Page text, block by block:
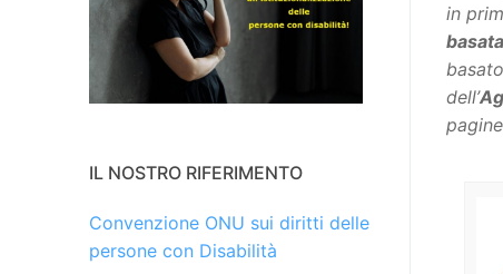
in
dell’
IL NOSTRO RIFERIMENTO
Convenzione ONU sui diritti delle
persone con Disabilità